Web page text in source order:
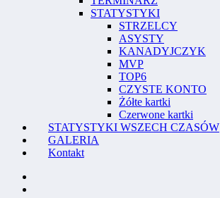
STATYSTYKI
STRZELCY
ASYSTY
KANADYJCZYK
MVP
TOP6
CZYSTE KONTO
Żółte kartki
Czerwone kartki
STATYSTYKI WSZECH CZASÓW
GALERIA
Kontakt